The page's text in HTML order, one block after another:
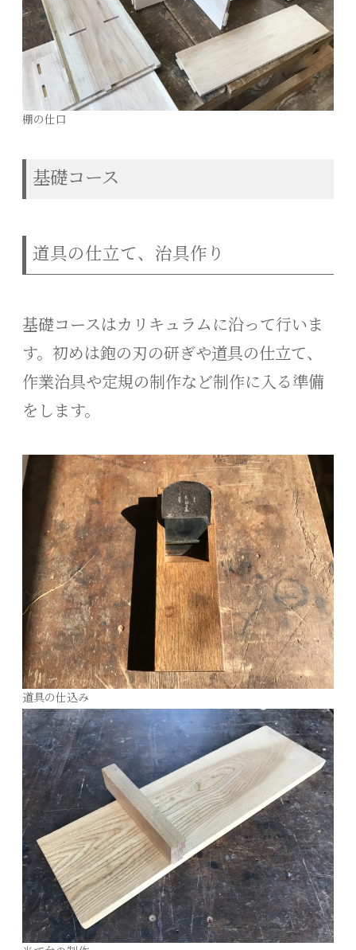
棚の仕口
基礎コース
道具の仕立て、治具作り
基礎コースはカリキュラムに沿って行いま
す。 初めは鉋の刃の研ぎや道具の仕立て、
作業治具や定規の制作など制作に入る準備
をします。
道具の仕込み